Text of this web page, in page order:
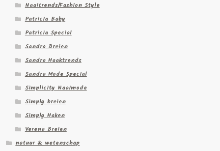
Naaitrends/Fashion Style
Patricia Baby
Patricia Special
Sandra Breien
Sandra Haaktrends
Sandra Mode Special
Simplicity Naaimode
Simply breien
Simply Haken
Verena Breien
natuur & wetenschap